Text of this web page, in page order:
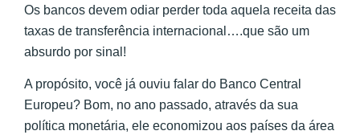
Os bancos devem odiar perder toda aquela receita das
taxas de transferência internacional….que são um
absurdo por sinal!
A propósito, você já ouviu falar do Banco Central
Europeu? Bom, no ano passado, através da sua
política monetária, ele economizou aos países da área